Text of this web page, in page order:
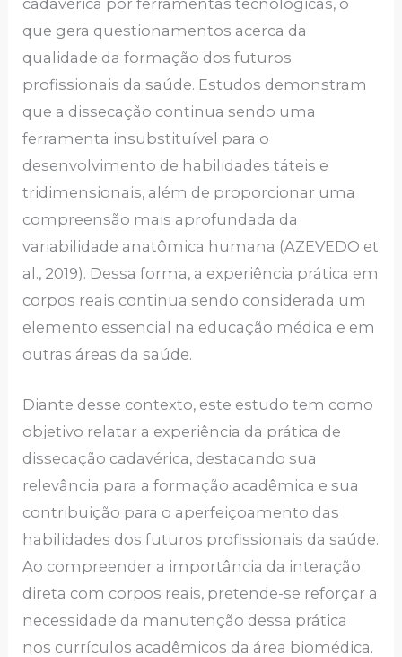
que gera questionamentos acerca da
qualidade da formação dos futuros
profissionais da saúde. Estudos demonstram
que a dissecação continua sendo uma
ferramenta insubstituível para o
desenvolvimento de habilidades táteis e
tridimensionais, além de proporcionar uma
compreensão mais aprofundada da
variabilidade anatômica humana (AZEVEDO et
al., 2019). Dessa forma, a experiência prática em
corpos reais continua sendo considerada um
elemento essencial na educação médica e em
outras áreas da saúde.
Diante desse contexto, este estudo tem como
objetivo relatar a experiência da prática de
dissecação cadavérica, destacando sua
relevância para a formação acadêmica e sua
contribuição para o aperfeiçoamento das
habilidades dos futuros profissionais da saúde.
Ao compreender a importância da interação
direta com corpos reais, pretende-se reforçar a
necessidade da manutenção dessa prática
nos currículos acadêmicos da área biomédica.